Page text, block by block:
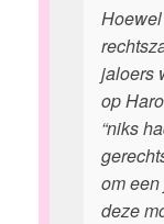
jaloers
op
“niks
om
deze